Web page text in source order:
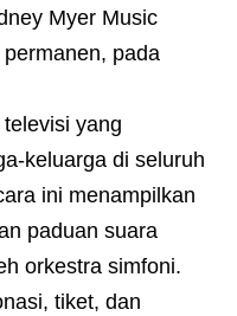
Myer Music
pada
yang
keluarga di seluruh
ini menampilkan
paduan suara
orkestra simfoni.
tiket, dan